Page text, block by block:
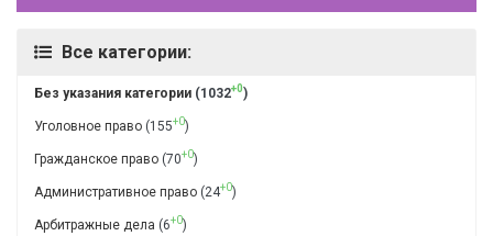
Все категории:
Без указания категории (1032+0)
Уголовное право (155+0)
Гражданское право (70+0)
Административное право (24+0)
Арбитражные дела (6+0)